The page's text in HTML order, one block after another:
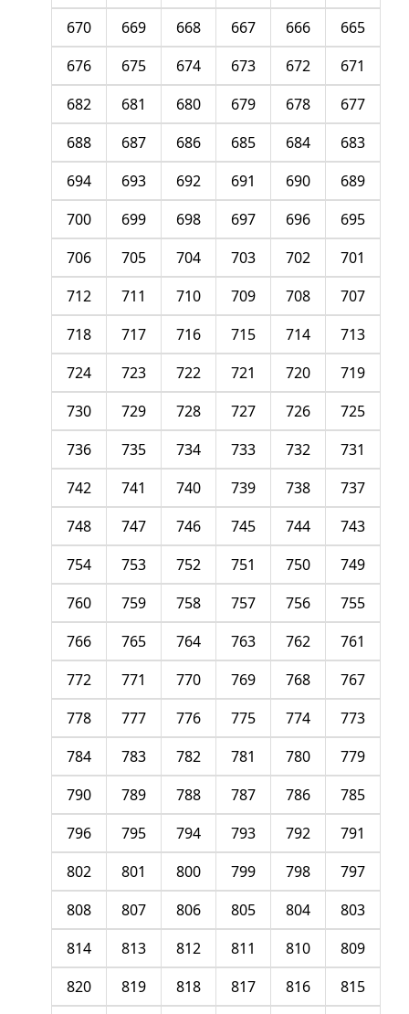
665
666
667
668
669
670
671
672
673
674
675
676
677
678
679
680
681
682
683
684
685
686
687
688
689
690
691
692
693
694
695
696
697
698
699
700
701
702
703
704
705
706
707
708
709
710
711
712
713
714
715
716
717
718
719
720
721
722
723
724
725
726
727
728
729
730
731
732
733
734
735
736
737
738
739
740
741
742
743
744
745
746
747
748
749
750
751
752
753
754
755
756
757
758
759
760
761
762
763
764
765
766
767
768
769
770
771
772
773
774
775
776
777
778
779
780
781
782
783
784
785
786
787
788
789
790
791
792
793
794
795
796
797
798
799
800
801
802
803
804
805
806
807
808
809
810
811
812
813
814
815
816
817
818
819
820